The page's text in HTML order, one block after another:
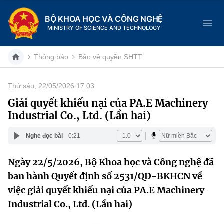
BỘ KHOA HỌC VÀ CÔNG NGHỆ
MINISTRY OF SCIENCE AND TECHNOLOGY
Danh mục
Trang chủ
Giới thiệu
Chức năng nhiệm vụ
Cơ cấu tổ chức
Tin tức sự kiện
Khoa học và Công nghệ
Dịch vụ công
Hệ thống văn bản
Thông báo Bảo vệ quyền SHTT
Thứ sáu, 22/05/2026 17:03
Giải quyết khiếu nại của PA.E Machinery
Industrial Co., Ltd. (Lần hai)
Nghe đọc bài 0:21
Ngày 22/5/2026, Bộ Khoa học và Công nghệ đã
ban hành Quyết định số 2531/QĐ-BKHCN về
việc giải quyết khiếu nại của PA.E Machinery
Industrial Co., Ltd. (Lần hai)